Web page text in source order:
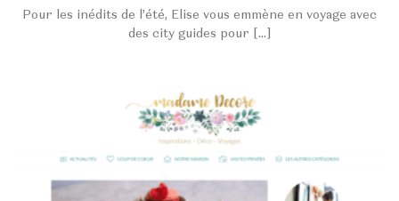
Pour les inédits de l’été, Elise vous emmène en voyage avec
des city guides pour [...]